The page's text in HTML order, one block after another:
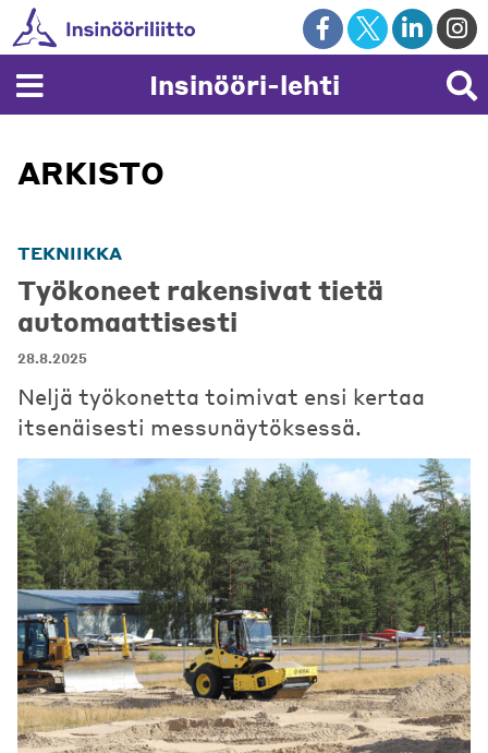
Skip
to
content
Insinööri-lehti
ARKISTO
TEKNIIKKA
Työkoneet rakensivat tietä
automaattisesti
28.8.2025
Neljä työkonetta toimivat ensi kertaa
itsenäisesti messunäytöksessä.